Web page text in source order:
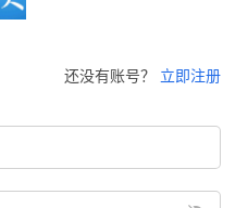
还没有账号？ 立即注册